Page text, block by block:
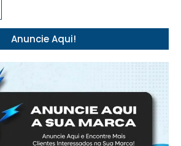
Anuncie Aqui!